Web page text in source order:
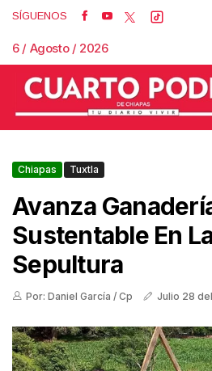
SÍGUENOS
6 / Agosto / 2026
Chiapas Tuxtla
Avanza
Sustentable En
Sepultura
Por: Daniel García / Cp Julio 28